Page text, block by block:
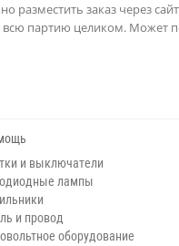
заказ через
партию целиком. Может
и выключатели
лампы
и провод
оборудование